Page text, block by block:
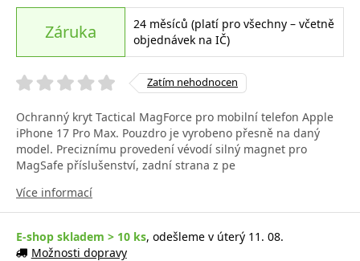
Záruka
24 měsíců (platí pro všechny – včetně
objednávek na IČ)
Zatím nehodnocen
Ochranný kryt Tactical MagForce pro mobilní telefon Apple
iPhone 17 Pro Max. Pouzdro je vyrobeno přesně na daný
model. Preciznímu provedení vévodí silný magnet pro
MagSafe příslušenství, zadní strana z pe
Více informací
E-shop skladem > 10 ks, odešleme v úterý 11. 08.
Možnosti dopravy